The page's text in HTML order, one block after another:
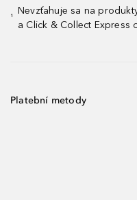
¹
Nevzťahuje sa na
a Click & Collect Express
Platební metody